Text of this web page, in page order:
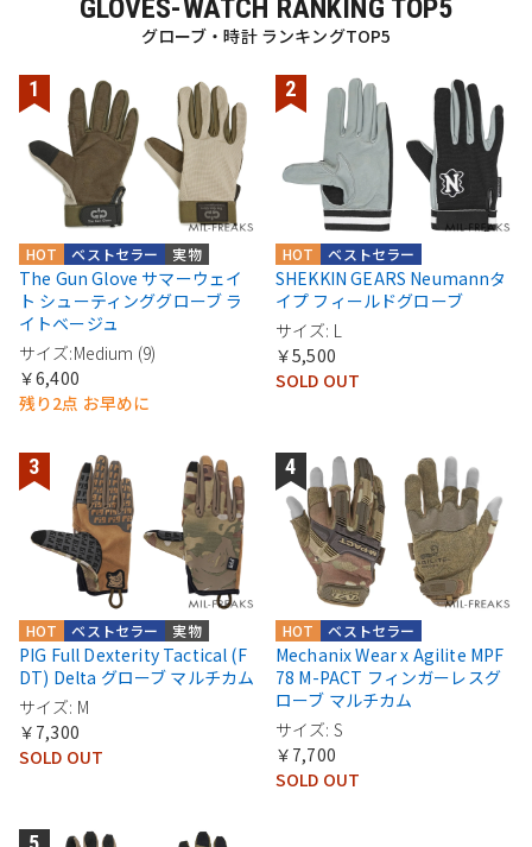
GLOVES-WATCH RANKING TOP5
グローブ・時計 ランキングTOP5
実物
ベストセラー
HOT
The Gun Glove サマーウェイ
ト シューティンググローブ ラ
イトベージュ
サイズ:Medium (9)
￥6,400
残り2点 お早めに
ベストセラー
HOT
SHEKKIN GEARS Neumannタ
イプ フィールドグローブ
サイズ: L
￥5,500
SOLD OUT
実物
ベストセラー
HOT
PIG Full Dexterity Tactical (F
DT) Delta グローブ マルチカム
サイズ: M
￥7,300
SOLD OUT
ベストセラー
HOT
Mechanix Wear x Agilite MPF
78 M-PACT フィンガーレスグ
ローブ マルチカム
サイズ: S
￥7,700
SOLD OUT